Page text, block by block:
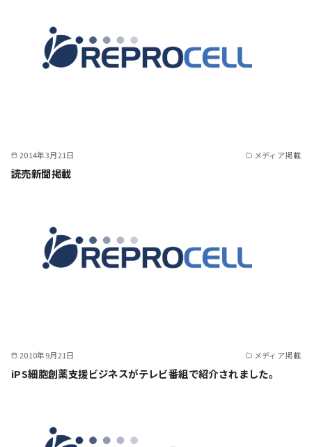
2014年3月21日 メディア掲載
読売新聞掲載
2010年9月21日 メディア掲載
iPS細胞創薬支援ビジネスがテレビ番組で紹介されました。